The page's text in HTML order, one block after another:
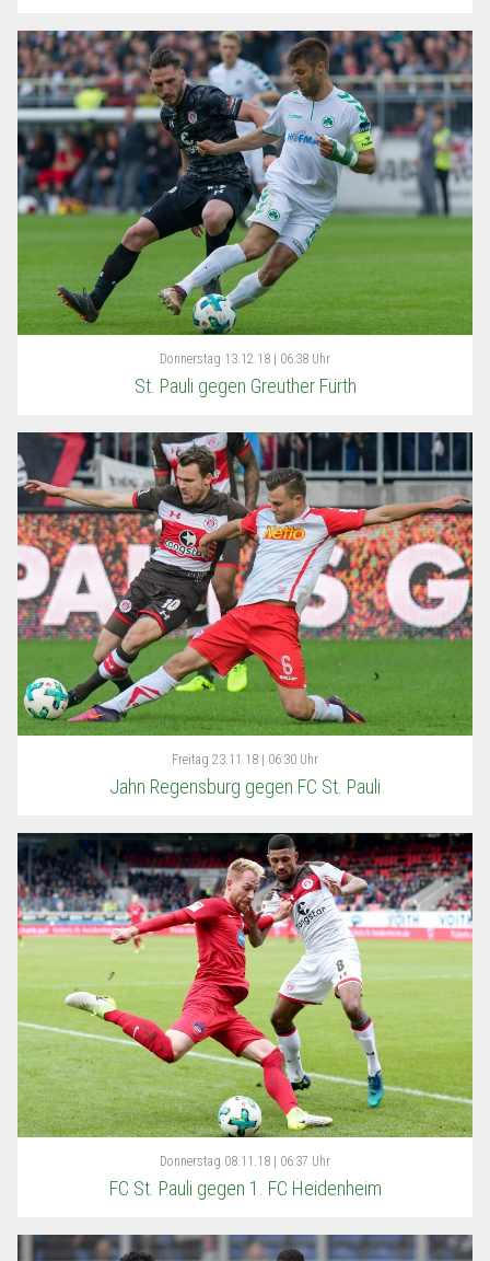
Donnerstag 13.12.18 | 06:38 Uhr
St. Pauli gegen Greuther Fürth
Freitag 23.11.18 | 06:30 Uhr
Jahn Regensburg gegen FC St. Pauli
Donnerstag 08.11.18 | 06:37 Uhr
FC St. Pauli gegen 1. FC Heidenheim